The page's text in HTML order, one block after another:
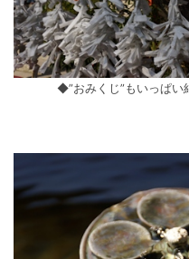
◆”おみくじ”もいっぱい